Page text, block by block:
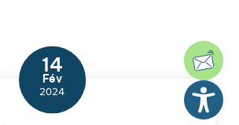
14
Fév
2024